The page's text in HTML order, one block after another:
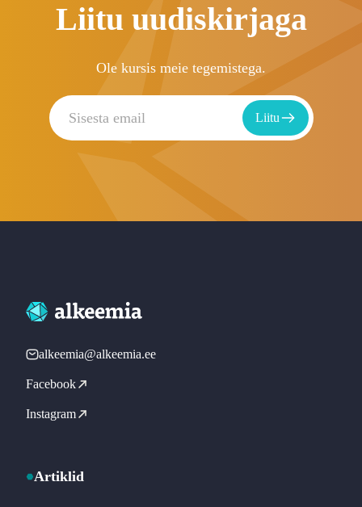
Liitu uudiskirjaga
Ole kursis meie tegemistega.
Liitu
alkeemia@alkeemia.ee
Facebook
Instagram
Artiklid